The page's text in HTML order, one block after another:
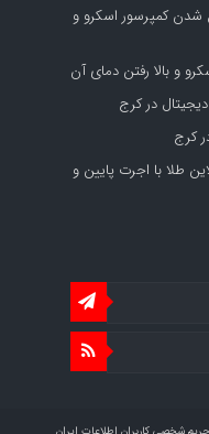
شدن کمپرسور اسکرو و
و بالا رفتن دمای آن
در کرج
کرج
طلا با اجرت پایین و